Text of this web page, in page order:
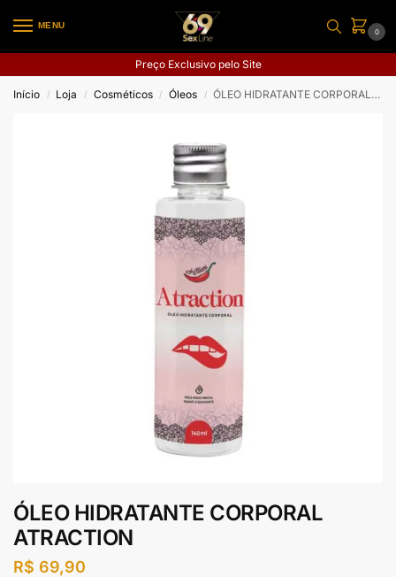
MENU
0
Preço Exclusivo pelo Site
Início / Loja / Cosméticos / Óleos / ÓLEO HIDRATANTE CORPORAL ATRACTION
ÓLEO HIDRATANTE CORPORAL
ATRACTION
R$ 69,90